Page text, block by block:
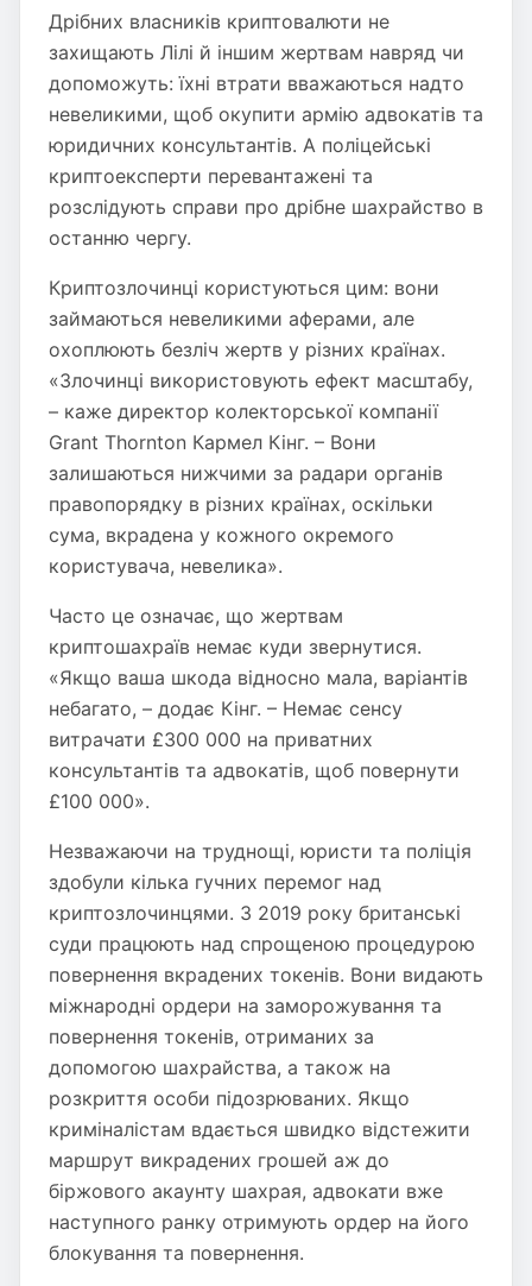
Дрібних власників криптовалюти не
захищають Лілі й іншим жертвам навряд чи
допоможуть: їхні втрати вважаються надто
невеликими, щоб окупити армію адвокатів та
юридичних консультантів. А поліцейські
криптоексперти перевантажені та
розслідують справи про дрібне шахрайство в
останню чергу.
Криптозлочинці користуються цим: вони
займаються невеликими аферами, але
охоплюють безліч жертв у різних країнах.
«Злочинці використовують ефект масштабу,
– каже директор колекторської компанії
Grant Thornton Кармел Кінг. – Вони
залишаються нижчими за радари органів
правопорядку в різних країнах, оскільки
сума, вкрадена у кожного окремого
користувача, невелика».
Часто це означає, що жертвам
криптошахраїв немає куди звернутися.
«Якщо ваша шкода відносно мала, варіантів
небагато, – додає Кінг. – Немає сенсу
витрачати £300 000 на приватних
консультантів та адвокатів, щоб повернути
£100 000».
Незважаючи на труднощі, юристи та поліція
здобули кілька гучних перемог над
криптозлочинцями. З 2019 року британські
суди працюють над спрощеною процедурою
повернення вкрадених токенів. Вони видають
міжнародні ордери на заморожування та
повернення токенів, отриманих за
допомогою шахрайства, а також на
розкриття особи підозрюваних. Якщо
криміналістам вдається швидко відстежити
маршрут викрадених грошей аж до
біржового акаунту шахрая, адвокати вже
наступного ранку отримують ордер на його
блокування та повернення.